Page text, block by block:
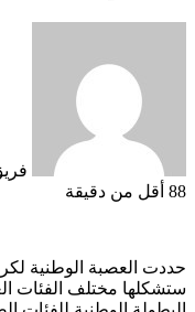
88 أقل من دقيقة
حددت العصبة الوطنية
ستشكلها مختلف الفئات